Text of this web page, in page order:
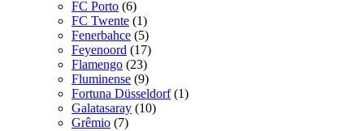
FC Porto (6)
FC Twente (1)
Fenerbahce (5)
Feyenoord (17)
Flamengo (23)
Fluminense (9)
Fortuna Düsseldorf (1)
Galatasaray (10)
Grêmio (7)